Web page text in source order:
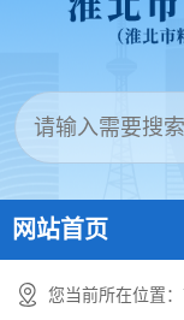
网站首页
您当前所在位置：